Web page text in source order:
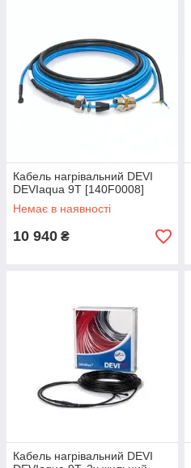
Кабель нагрівальний DEVI
DEVIaqua 9T [140F0008]
Немає в наявності
10 940 ₴
Кабель нагрівальний DEVI